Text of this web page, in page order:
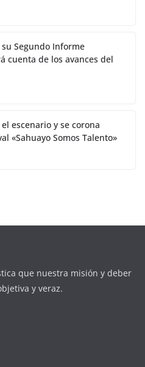
Segundo Informe
cuenta de los avances del
escenario y se corona
«Sahuayo Somos Talento»
que nuestra misión y deber
y veraz.